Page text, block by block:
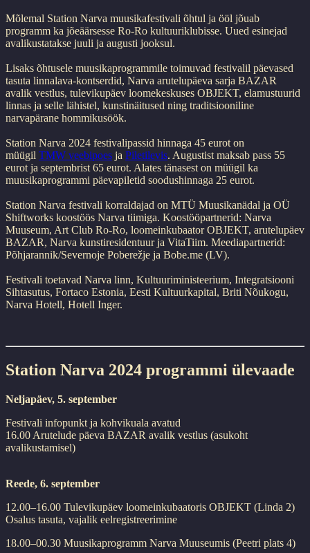
Mõlemal Station Narva muusikafestivali õhtul ja ööl jõuab
programm ka jõeäärsesse Ro-Ro kultuuriklubisse. Uued esinejad
avalikustatakse juuli ja augusti jooksul.
Lisaks õhtusele muusikaprogrammile toimuvad festivalil päevased
tasuta linnalava-kontserdid, Narva arutelupäeva sarja BAZAR
avalik vestlus, tulevikupäev loomekeskuses OBJEKT, elamustuurid
linnas ja selle lähistel, kunstinäitused ning traditsiooniline
narvapärane hommikusöök.
Station Narva 2024 festivalipassid hinnaga 45 eurot on
müügil TMW veebipoes ja Piletilevis. Augustist maksab pass 55
eurot ja septembrist 65 eurot. Alates tänasest on müügil ka
muusikaprogrammi päevapiletid soodushinnaga 25 eurot.
Station Narva festivali korraldajad on MTÜ Muusikanädal ja OÜ
Shiftworks koostöös Narva tiimiga. Koostööpartnerid: Narva
Muuseum, Art Club Ro-Ro, loomeinkubaator OBJEKT, arutelupäev
BAZAR, Narva kunstiresidentuur ja VitaTiim. Meediapartnerid:
Põhjarannik/Severnoje Poberežje ja Bobe.me (LV).
Festivali toetavad Narva linn, Kultuuriministeerium, Integratsiooni
Sihtasutus, Fortaco Estonia, Eesti Kultuurkapital, Briti Nõukogu,
Narva Hotell, Hotell Inger.
Station Narva 2024 programmi ülevaade
Neljapäev, 5. september
Festivali infopunkt ja kohvikuala avatud
16.00 Arutelude päeva BAZAR avalik vestlus (asukoht
avalikustamisel)
Reede, 6. september
12.00–16.00 Tulevikupäev loomeinkubaatoris OBJEKT (Linda 2)
Osalus tasuta, vajalik eelregistreerimine
18.00–00.30 Muusikaprogramm Narva Muuseumis (Peetri plats 4)